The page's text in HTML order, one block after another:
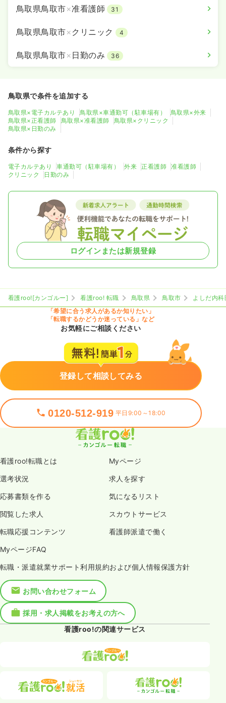
鳥取県鳥取市×准看護師 31
鳥取県鳥取市× クリニック 4
鳥取県鳥取市× 日勤のみ 36
鳥取県で条件を追加する
鳥取県×電子カルテあり 鳥取県×車通勤可（駐車場有）
鳥取県×外来
鳥取県×正看護師
鳥取県×准看護師
鳥取県×クリニック
鳥取県×日勤のみ
条件から探す
電子カルテあり 車通勤可（駐車場有） 外来 正看護師
准看護師
クリニック
日勤のみ
ログインまたは新規登録
看護roo![カンゴルー] 看護roo! 転職 鳥取県 鳥取市
よしだ内科
「希望に合う求人があるか知りたい」
「転職するかどうか迷っている」など
お気軽にご相談ください
登録して相談してみる
0120-512-919 平日9:00～18:00
看護roo!転職とは Myページ
選考状況 求人を探す
応募書類を作る 気になるリスト
閲覧した求人 スカウトサービス
転職応援コンテンツ 看護師派遣で働く
MyページFAQ
転職・派遣就業サポート利用規約および個人情報保護方針
お問い合わせフォーム
採用・求人掲載をお考えの方へ
看護roo!の関連サービス